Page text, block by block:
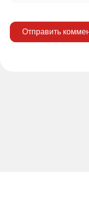
Отправить